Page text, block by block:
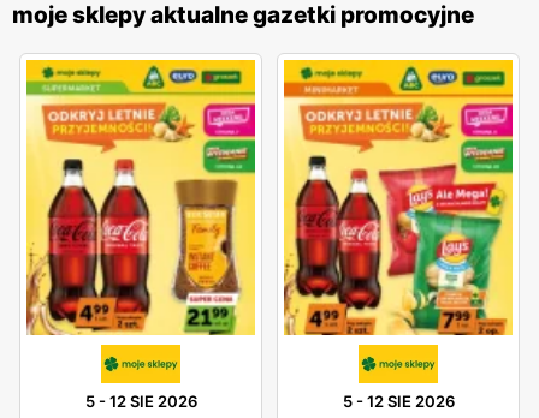
moje sklepy aktualne gazetki promocyjne
5-12 SIE 2026 5-12 SIE 2026